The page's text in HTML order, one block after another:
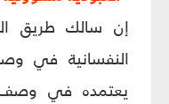
إن سالك طريق
النفسانية في
يعتمده في وصف